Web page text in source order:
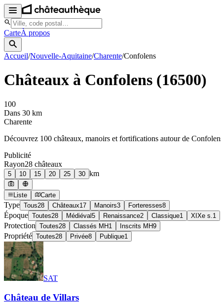
CarteÀ propos
Accueil/Nouvelle-Aquitaine/Charente/Confolens
Châteaux à Confolens (16500)
100
Dans 30 km
Charente
Découvrez 100 châteaux, manoirs et fortifications autour de
Publicité
Rayon28 châteaux
5 10 15 20 25 30 km
Liste Carte
Type Tous28 Châteaux17 Manoirs3 Forteresses8
Époque Toutes28 Médiéval 5 Renaissance2 Classique1 XIXe s. 1
Protection Toutes28 Classés MH1 Inscrits MH9
Propriété Toutes28 Privée8 Publique1
SAT
Château de Villars